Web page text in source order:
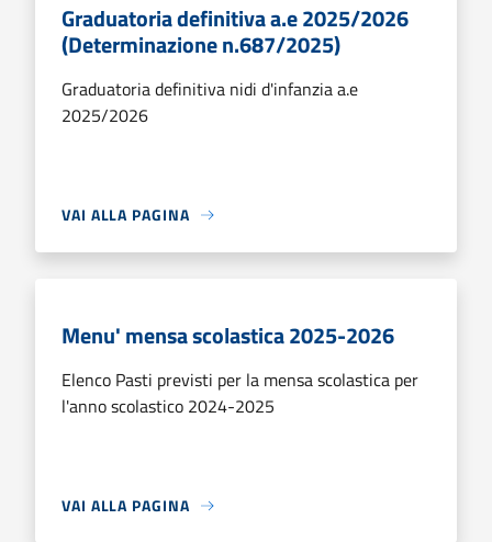
Graduatoria definitiva a.e 2025/2026
(Determinazione n.687/2025)
Graduatoria definitiva nidi d'infanzia a.e
2025/2026
VAI ALLA PAGINA
Menu' mensa scolastica 2025-2026
Elenco Pasti previsti per la mensa scolastica per
l'anno scolastico 2024-2025
VAI ALLA PAGINA